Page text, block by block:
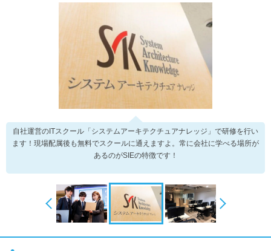
自社運営のITスクール「システムアーキテクチュアナレッジ」で研修を行い
ます！現場配属後も無料でスクールに通えますよ。常に会社に学べる場所が
あるのがSIEの特徴です！